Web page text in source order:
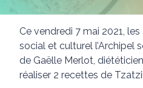
Ce vendredi 7 mai 2021,
social et culturel l’Archipel
de Gaëlle Merlot,
réaliser 2 recettes de